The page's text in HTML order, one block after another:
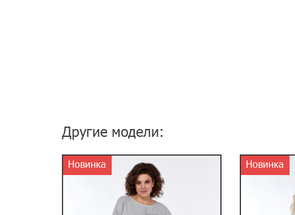
Другие модели:
Новинка Новинка